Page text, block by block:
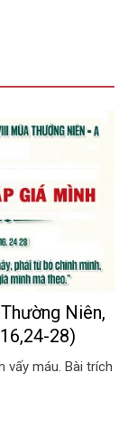
Niên,
28)
vấy máu. Bài trích